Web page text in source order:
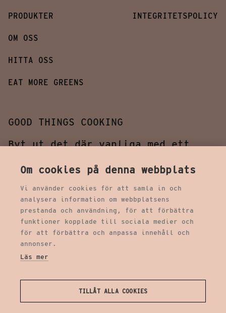
GOOD THINGS COOKING
Byt ut det där vanliga med ett
PRODUKTER
OM OSS
HITTA OSS
EAT MORE GREENS
INTEGRITETSPOLICY
Copyright © 2026, Farmers & Chefs AB,
Om cookies på denna webbplats
Vi använder cookies för att samla in och
analysera information om webbplatsens
prestanda och användning, för att förbättra
funktioner kopplade till sociala medier och
för att förbättra och anpassa innehåll och
annonser.
Läs mer
TILLÅT ALLA COOKIES